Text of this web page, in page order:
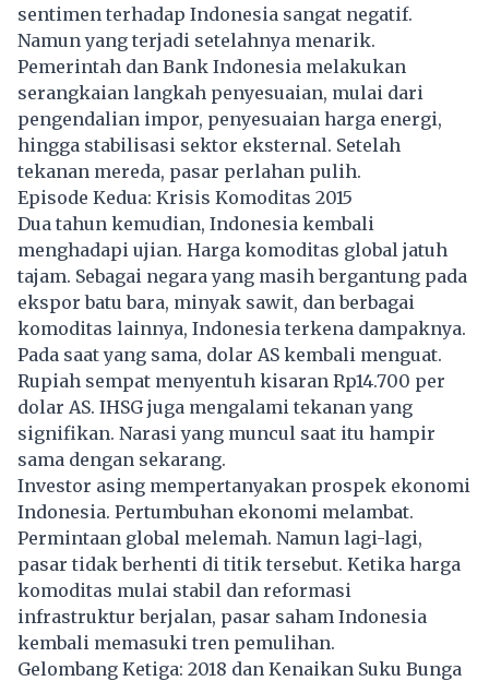
sentimen terhadap Indonesia sangat negatif.
Namun yang terjadi setelahnya menarik.
Pemerintah dan Bank Indonesia melakukan
serangkaian langkah penyesuaian, mulai dari
pengendalian impor, penyesuaian harga energi,
hingga stabilisasi sektor eksternal. Setelah
tekanan mereda, pasar perlahan pulih.
Episode Kedua: Krisis Komoditas 2015
Dua tahun kemudian, Indonesia kembali
menghadapi ujian. Harga komoditas global jatuh
tajam. Sebagai negara yang masih bergantung pada
ekspor batu bara, minyak sawit, dan berbagai
komoditas lainnya, Indonesia terkena dampaknya.
Pada saat yang sama, dolar AS kembali menguat.
Rupiah sempat menyentuh kisaran Rp14.700 per
dolar AS. IHSG juga mengalami tekanan yang
signifikan. Narasi yang muncul saat itu hampir
sama dengan sekarang.
Investor asing mempertanyakan prospek ekonomi
Indonesia. Pertumbuhan ekonomi melambat.
Permintaan global melemah. Namun lagi-lagi,
pasar tidak berhenti di titik tersebut. Ketika harga
komoditas mulai stabil dan reformasi
infrastruktur berjalan, pasar saham Indonesia
kembali memasuki tren pemulihan.
Gelombang Ketiga: 2018 dan Kenaikan Suku Bunga